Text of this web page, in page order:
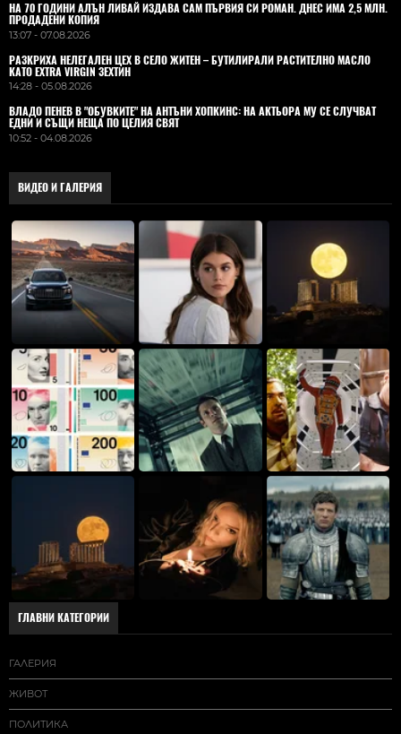
НА 70 ГОДИНИ АЛЪН ЛИВАЙ ИЗДАВА САМ ПЪРВИЯ СИ РОМАН. ДНЕС ИМА 2,5 МЛН.
ПРОДАДЕНИ КОПИЯ
13:07 - 07.08.2026
РАЗКРИХА НЕЛЕГАЛЕН ЦЕХ В СЕЛО ЖИТЕН – БУТИЛИРАЛИ РАСТИТЕЛНО МАСЛО
КАТО EXTRA VIRGIN ЗЕХТИН
14:28 - 05.08.2026
ВЛАДO ПЕНЕВ В "ОБУВКИТЕ" НА АНТЪНИ ХОПКИНС: НА АКТЬОРА МУ СЕ СЛУЧВАТ
ЕДНИ И СЪЩИ НЕЩА ПО ЦЕЛИЯ СВЯТ
10:52 - 04.08.2026
ВИДЕО И ГАЛЕРИЯ
ГЛАВНИ КАТЕГОРИИ
ГАЛЕРИЯ
ЖИВОТ
ПОЛИТИКА